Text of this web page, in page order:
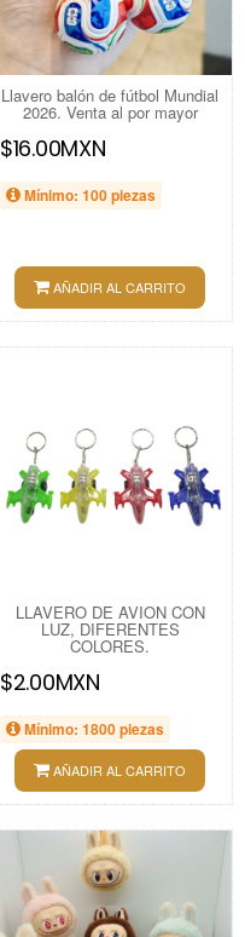
Llavero balón de fútbol Mundial
2026. Venta al por mayor
$16.00MXN
Mínimo: 100 piezas
AÑADIR AL CARRITO
LLAVERO DE AVION CON
LUZ, DIFERENTES
COLORES.
$2.00MXN
Mínimo: 1800 piezas
AÑADIR AL CARRITO